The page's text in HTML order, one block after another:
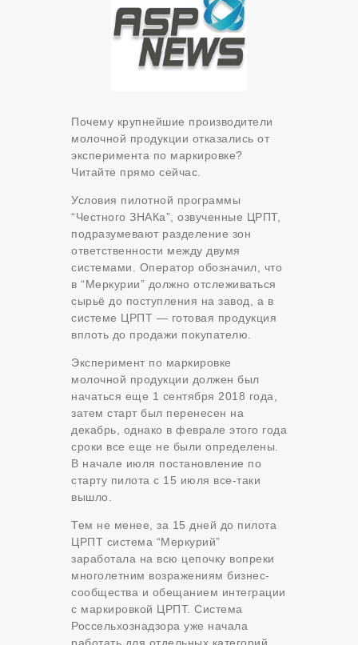
Почему крупнейшие производители
молочной продукции отказались от
эксперимента по маркировке?
Читайте прямо сейчас.
Условия пилотной программы
“Честного ЗНАКа”, озвученные ЦРПТ,
подразумевают разделение зон
ответственности между двумя
системами. Оператор обозначил, что
в “Меркурии” должно отслеживаться
сырьё до поступления на завод, а в
системе ЦРПТ — готовая продукция
вплоть до продажи покупателю.
Эксперимент по маркировке
молочной продукции должен был
начаться еще 1 сентября 2018 года,
затем старт был перенесен на
декабрь, однако в феврале этого года
сроки все еще не были определены.
В начале июля постановление по
старту пилота с 15 июля все-таки
вышло.
Тем не менее, за 15 дней до пилота
ЦРПТ система “Меркурий”
заработала на всю цепочку вопреки
многолетним возражениям бизнес-
сообщества и обещанием интеграции
с маркировкой ЦРПТ. Система
Россельхознадзора уже начала